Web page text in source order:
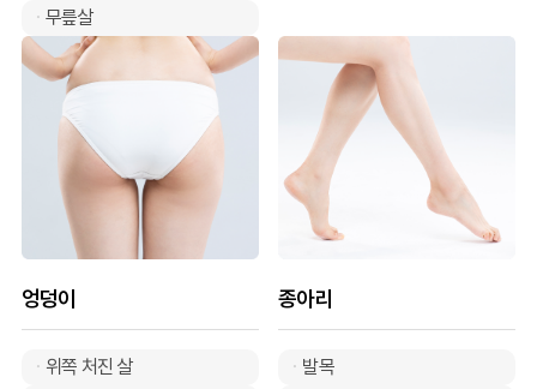
무릎살
엉덩이
위쪽 처진 살
종아리
발목